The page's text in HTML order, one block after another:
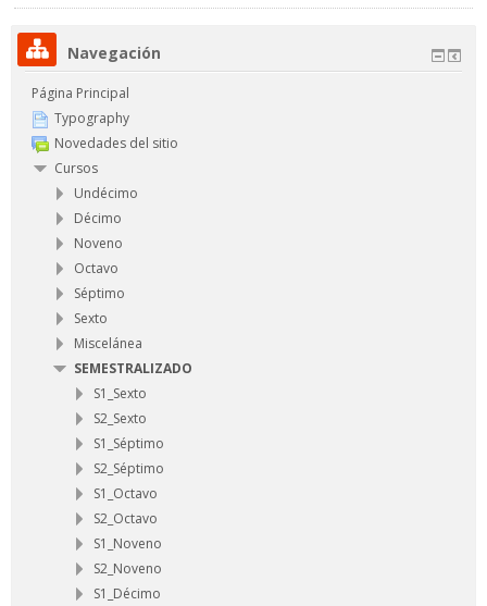
Navegación
Página Principal
Typography
Novedades del sitio
Cursos
Undécimo
Décimo
Noveno
Octavo
Séptimo
Sexto
Miscelánea
SEMESTRALIZADO
S1_Sexto
S2_Sexto
S1_Séptimo
S2_Séptimo
S1_Octavo
S2_Octavo
S1_Noveno
S2_Noveno
S1_Décimo